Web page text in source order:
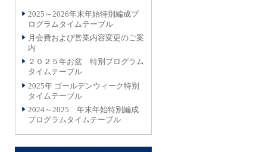
2025～2026年末年始特別編成プ
ログラムタイムテーブル
月会費および営業内容変更のご案
内
２０２５年お盆 特別プログラム
タイムテーブル
2025年 ゴールデンウィーク特別
タイムテーブル
2024～2025 年末年始特別編成
プログラムタイムテーブル